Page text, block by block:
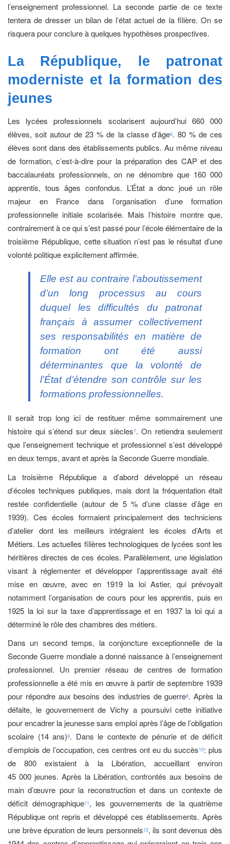
l’enseignement professionnel. La seconde partie de ce texte
tentera de dresser un bilan de l’état actuel de la filière. On se
risquera pour conclure à quelques hypothèses prospectives.
La République, le patronat
moderniste et la formation des
jeunes
Les lycées professionnels scolarisent aujourd’hui 660 000
élèves, soit autour de 23 % de la classe d’âge6. 80 % de ces
élèves sont dans des établissements publics. Au même niveau
de formation, c’est-à-dire pour la préparation des CAP et des
baccalauréats professionnels, on ne dénombre que 160 000
apprentis, tous âges confondus. L’État a donc joué un rôle
majeur en France dans l’organisation d’une formation
professionnelle initiale scolarisée. Mais l’histoire montre que,
contrairement à ce qui s’est passé pour l’école élémentaire de la
troisième République, cette situation n’est pas le résultat d’une
volonté politique explicitement affirmée.
Elle est au contraire l’aboutissement
d’un long processus au cours
duquel les difficultés du patronat
français à assumer collectivement
ses responsabilités en matière de
formation ont été aussi
déterminantes que la volonté de
l’État d’étendre son contrôle sur les
formations professionnelles.
Il serait trop long ici de restituer même sommairement une
histoire qui s’étend sur deux siècles7. On retiendra seulement
que l’enseignement technique et professionnel s’est développé
en deux temps, avant et après la Seconde Guerre mondiale.
La troisième République a d’abord développé un réseau
d’écoles techniques publiques, mais dont la fréquentation était
restée confidentielle (autour de 5 % d’une classe d’âge en
1939). Ces écoles formaient principalement des techniciens
d’atelier dont les meilleurs intégraient les écoles d’Arts et
Métiers. Les actuelles filières technologiques de lycées sont les
héritières directes de ces écoles. Parallèlement, une législation
visant à réglementer et développer l’apprentissage avait été
mise en œuvre, avec en 1919 la loi Astier, qui prévoyait
notamment l’organisation de cours pour les apprentis, puis en
1925 la loi sur la taxe d’apprentissage et en 1937 la loi qui a
déterminé le rôle des chambres des métiers.
Dans un second temps, la conjoncture exceptionnelle de la
Seconde Guerre mondiale a donné naissance à l’enseignement
professionnel. Un premier réseau de centres de formation
professionnelle a été mis en œuvre à partir de septembre 1939
pour répondre aux besoins des industries de guerre8. Après la
défaite, le gouvernement de Vichy a poursuivi cette initiative
pour encadrer la jeunesse sans emploi après l’âge de l’obligation
scolaire (14 ans)9. Dans le contexte de pénurie et de déficit
d’emplois de l’occupation, ces centres ont eu du succès10: plus
de 800 existaient à la Libération, accueillant environ
45 000 jeunes. Après la Libération, confrontés aux besoins de
main d’œuvre pour la reconstruction et dans un contexte de
déficit démographique11, les gouvernements de la quatrième
République ont repris et développé ces établissements. Après
une brève épuration de leurs personnels12, ils sont devenus dès